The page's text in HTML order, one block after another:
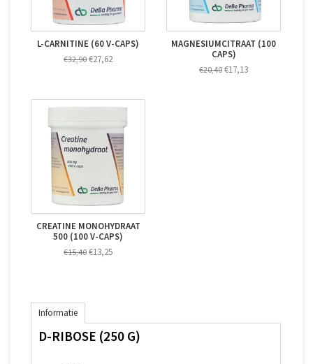
L-CARNITINE (60 V-CAPS)
€32,90 €27,62
MAGNESIUMCITRAAT (100
CAPS)
€20,40 €17,13
CREATINE MONOHYDRAAT
500 (100 V-CAPS)
€15,40 €13,25
Informatie
D-RIBOSE (250 G)